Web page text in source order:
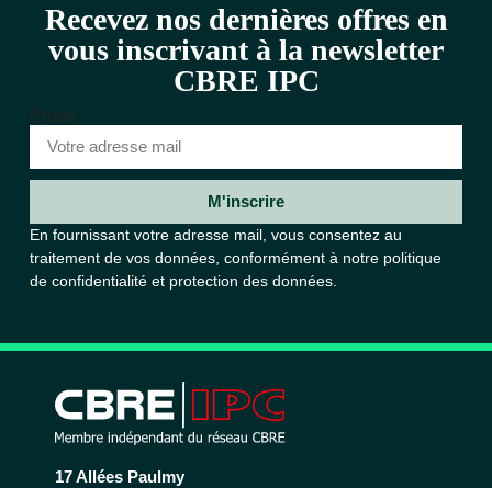
Recevez nos dernières offres en
vous inscrivant à la newsletter
CBRE IPC
Email
M'inscrire
En fournissant votre adresse mail, vous consentez au
traitement de vos données, conformément à notre politique
de confidentialité et protection des données.
17 Allées Paulmy